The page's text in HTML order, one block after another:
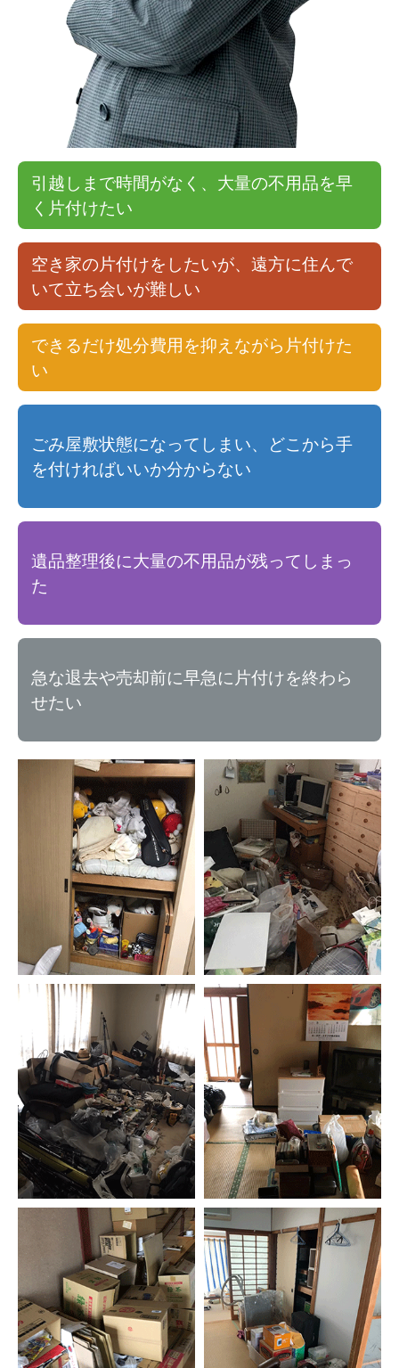
引越しまで時間がなく、大量の不用品を早
く片付けたい
空き家の片付けをしたいが、遠方に住んで
いて立ち会いが難しい
できるだけ処分費用を抑えながら片付けた
い
ごみ屋敷状態になってしまい、どこから手
を付ければいいか分からない
遺品整理後に大量の不用品が残ってしまっ
た
急な退去や売却前に早急に片付けを終わら
せたい